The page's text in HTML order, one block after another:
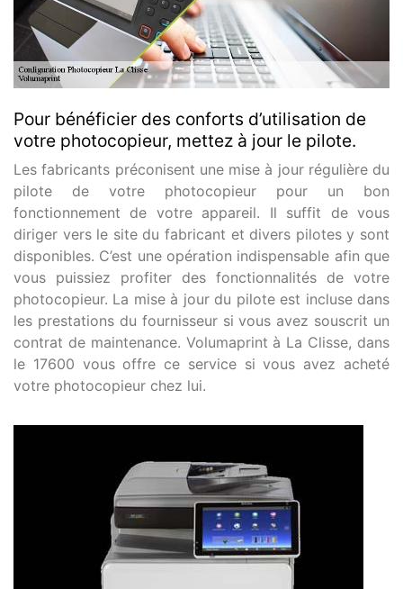
Pour bénéficier des conforts d’utilisation de
votre photocopieur, mettez à jour le pilote.
Les fabricants préconisent une mise à jour régulière du
pilote de votre photocopieur pour un bon
fonctionnement de votre appareil. Il suffit de vous
diriger vers le site du fabricant et divers pilotes y sont
disponibles. C’est une opération indispensable afin que
vous puissiez profiter des fonctionnalités de votre
photocopieur. La mise à jour du pilote est incluse dans
les prestations du fournisseur si vous avez souscrit un
contrat de maintenance. Volumaprint à La Clisse, dans
le 17600 vous offre ce service si vous avez acheté
votre photocopieur chez lui.